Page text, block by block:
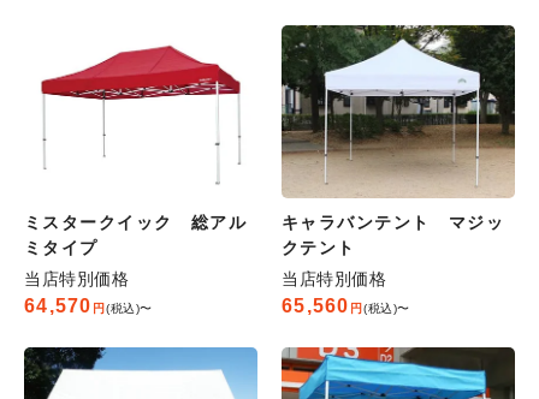
ミスタークイック 総アル
ミタイプ
当店特別価格
64,570 税込 〜
キャラバンテント マジッ
クテント
当店特別価格
65,560 税込 〜